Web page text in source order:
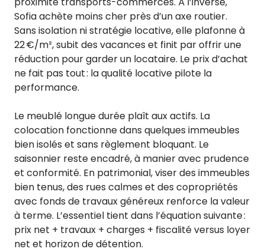
Sofia achète moins cher près d’un axe routier.
Sans isolation ni stratégie locative, elle plafonne à
22 €/m², subit des vacances et finit par offrir une
réduction pour garder un locataire. Le prix d’achat
ne fait pas tout : la qualité locative pilote la
performance.
Le meublé longue durée plaît aux actifs. La
colocation fonctionne dans quelques immeubles
bien isolés et sans règlement bloquant. Le
saisonnier reste encadré, à manier avec prudence
et conformité. En patrimonial, viser des immeubles
bien tenus, des rues calmes et des copropriétés
avec fonds de travaux généreux renforce la valeur
à terme. L’essentiel tient dans l’équation suivante :
prix net + travaux + charges + fiscalité versus loyer
net et horizon de détention.